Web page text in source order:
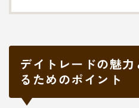
デイトレードの魅
るためのポイント